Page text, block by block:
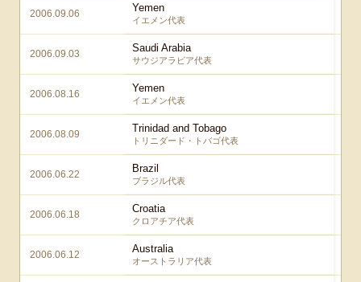
2006.09.06 Yemen
イエメン代表
2006.09.03 Saudi Arabia
サウジアラビア代表
2006.08.16 Yemen
イエメン代表
2006.08.09 Trinidad and Tobago
トリニダード・トバゴ代表
2006.06.22 Brazil
ブラジル代表
2006.06.18 Croatia
クロアチア代表
2006.06.12 Australia
オーストラリア代表